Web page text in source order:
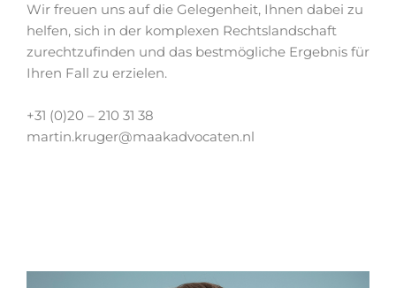
Wir freuen uns auf die Gelegenheit, Ihnen dabei zu
helfen, sich in der komplexen Rechtslandschaft
zurechtzufinden und das bestmögliche Ergebnis für
Ihren Fall zu erzielen.
+31 (0)20 – 210 31 38
martin.kruger@maakadvocaten.nl